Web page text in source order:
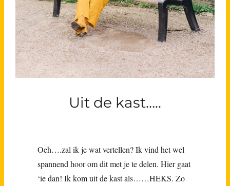
Uit de kast…..
Oeh….zal ik je wat vertellen? Ik vind het wel
spannend hoor om dit met je te delen. Hier gaat
‘ie dan! Ik kom uit de kast als……HEKS. Zo